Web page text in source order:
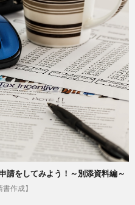
請をしてみよう！～別添資料編～
作成】